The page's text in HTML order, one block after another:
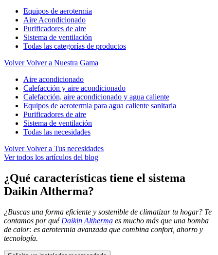
Equipos de aerotermia
Aire Acondicionado
Purificadores de aire
Sistema de ventilación
Todas las categorías de productos
Volver Volver a Nuestra Gama
Aire acondicionado
Calefacción y aire acondicionado
Calefacción, aire acondicionado y agua caliente
Equipos de aerotermia para agua caliente sanitaria
Purificadores de aire
Sistema de ventilación
Todas las necesidades
Volver Volver a Tus necesidades
Ver todos los artículos del blog
¿Qué características tiene el sistema
Daikin Altherma?
¿Buscas una forma eficiente y sostenible de climatizar tu hogar? Te
contamos por qué Daikin Altherma es mucho más que una bomba
de calor: es aerotermia avanzada que combina confort, ahorro y
tecnología.